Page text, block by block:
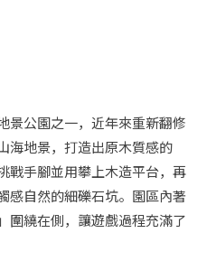
景公園之一，近年來重新翻修
海地景，打造出原木質感的
戰手腳並用攀上木造平台，再
感自然的細礫石坑。園區內著
圍繞在側，讓遊戲過程充滿了